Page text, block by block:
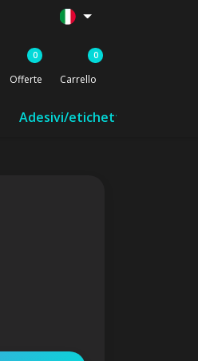
0
Offerte
0
Carrello
Adesivi/etichette/nastro